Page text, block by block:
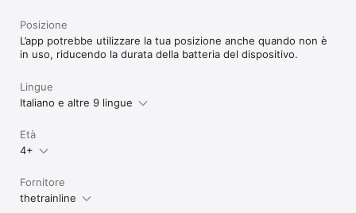
Posizione
L’app potrebbe utilizzare la tua posizione anche quando non è
in uso, riducendo la durata della batteria del dispositivo.
Lingue
Italiano e altre 9 lingue
Età
4+
Fornitore
thetrainline